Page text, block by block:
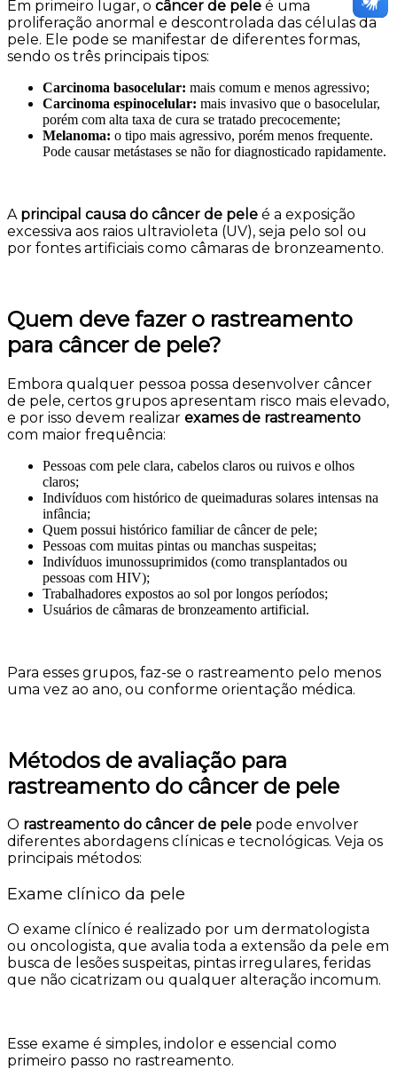
Em primeiro lugar, o câncer de pele é uma
proliferação anormal e descontrolada das células da
pele. Ele pode se manifestar de diferentes formas,
sendo os três principais tipos:
Carcinoma basocelular: mais comum e menos agressivo;
Carcinoma espinocelular: mais invasivo que o basocelular,
porém com alta taxa de cura se tratado precocemente;
Melanoma: o tipo mais agressivo, porém menos frequente.
Pode causar metástases se não for diagnosticado rapidamente.
A principal causa do câncer de pele é a exposição
excessiva aos raios ultravioleta (UV), seja pelo sol ou
por fontes artificiais como câmaras de bronzeamento.
Quem deve fazer o rastreamento
para câncer de pele?
Embora qualquer pessoa possa desenvolver câncer
de pele, certos grupos apresentam risco mais elevado,
e por isso devem realizar exames de rastreamento
com maior frequência:
Pessoas com pele clara, cabelos claros ou ruivos e olhos
claros;
Indivíduos com histórico de queimaduras solares intensas na
infância;
Quem possui histórico familiar de câncer de pele;
Pessoas com muitas pintas ou manchas suspeitas;
Indivíduos imunossuprimidos (como transplantados ou
pessoas com HIV);
Trabalhadores expostos ao sol por longos períodos;
Usuários de câmaras de bronzeamento artificial.
Para esses grupos, faz-se o rastreamento pelo menos
uma vez ao ano, ou conforme orientação médica.
Métodos de avaliação para
rastreamento do câncer de pele
O rastreamento do câncer de pele pode envolver
diferentes abordagens clínicas e tecnológicas. Veja os
principais métodos:
Exame clínico da pele
O exame clínico é realizado por um dermatologista
ou oncologista, que avalia toda a extensão da pele em
busca de lesões suspeitas, pintas irregulares, feridas
que não cicatrizam ou qualquer alteração incomum.
Esse exame é simples, indolor e essencial como
primeiro passo no rastreamento.